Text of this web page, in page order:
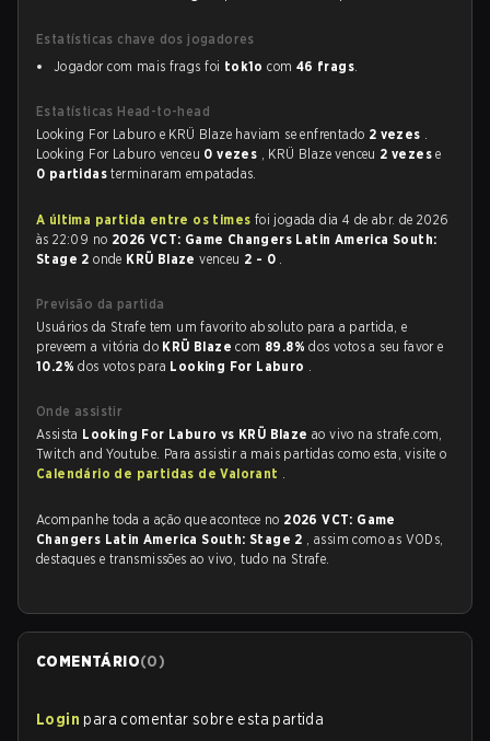
Estatísticas chave dos jogadores
Jogador com mais frags foi tok1o com 46 frags.
Estatísticas Head-to-head
Looking For Laburo e KRÜ Blaze haviam se enfrentado 2 vezes .
Looking For Laburo venceu 0 vezes , KRÜ Blaze venceu 2 vezese
0 partidasterminaram empatadas.
A última partida entre os times foi jogada dia 4 de abr. de 2026
às 22:09 no 2026 VCT: Game Changers Latin America South:
Stage 2onde KRÜ Blazevenceu 2 - 0 .
Previsão da partida
Usuários da Strafe tem um favorito absoluto para a partida, e
preveem a vitória do KRÜ Blazecom 89.8%dos votos a seu favor e
10.2%dos votos para Looking For Laburo .
Onde assistir
Assista Looking For Laburo vs KRÜ Blazeao vivo na strafe.com,
Twitch and Youtube. Para assistir a mais partidas como esta, visite o
Calendário de partidas de Valorant .
Acompanhe toda a ação que acontece no 2026 VCT: Game
Changers Latin America South: Stage 2 , assim como as VODs,
destaques e transmissões ao vivo, tudo na Strafe.
COMENTÁRIO(0)
Login para comentar sobre esta partida